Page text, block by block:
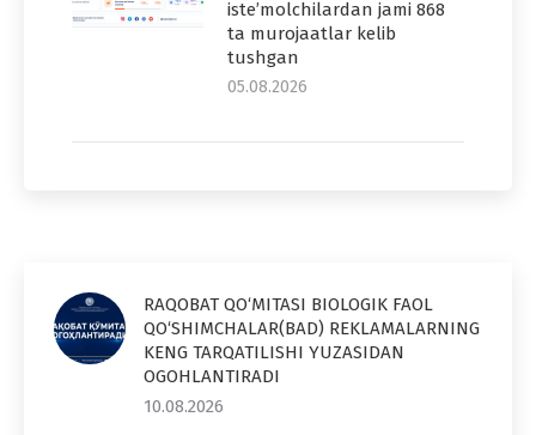
iste’molchilardan jami 868
ta murojaatlar kelib
tushgan
05.08.2026
RAQOBAT QO‘MITASI BIOLOGIK FAOL
QO‘SHIMCHALAR(BAD) REKLAMALARNING
KENG TARQATILISHI YUZASIDAN
OGOHLANTIRADI
10.08.2026